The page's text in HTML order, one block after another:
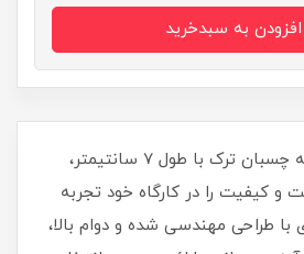
با غلطک فک بالای لبه چسبان ترک با طول 7 سانتیمتر،
و کیفیت را در کارگاه خود تجربه
با طراحی مهندسی شده و دوام بالا،